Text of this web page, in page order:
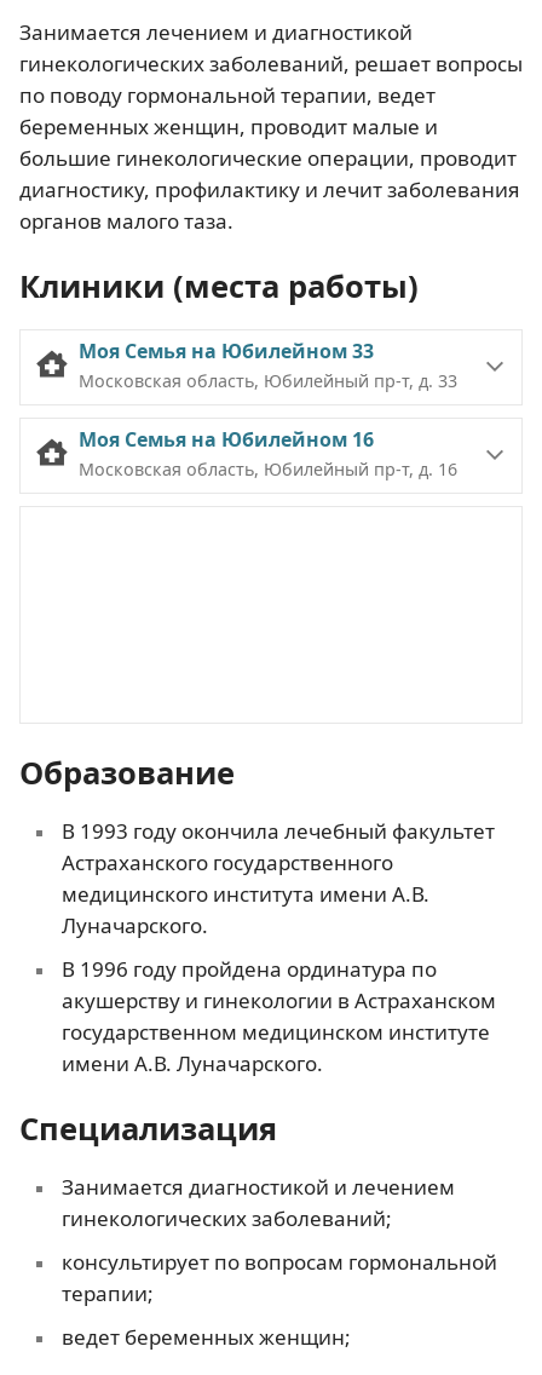
Занимается лечением и диагностикой
гинекологических заболеваний, решает вопросы
по поводу гормональной терапии, ведет
беременных женщин, проводит малые и
большие гинекологические операции, проводит
диагностику, профилактику и лечит заболевания
органов малого таза.
Клиники (места работы)
Моя Семья на Юбилейном 33
Московская область, Юбилейный пр-т, д. 33
Моя Семья на Юбилейном 16
Московская область, Юбилейный пр-т, д. 16
Образование
В 1993 году окончила лечебный факультет
Астраханского государственного
медицинского института имени А.В.
Луначарского.
В 1996 году пройдена ординатура по
акушерству и гинекологии в Астраханском
государственном медицинском институте
имени А.В. Луначарского.
Специализация
Занимается диагностикой и лечением
гинекологических заболеваний;
консультирует по вопросам гормональной
терапии;
ведет беременных женщин;